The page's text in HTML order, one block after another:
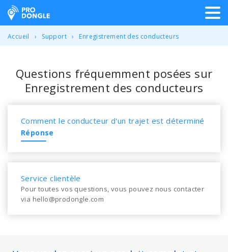
ProDongle Géolocalisation
Accueil Support Enregistrement des conducteurs
Questions fréquemment posées sur
Enregistrement des conducteurs
Comment le conducteur d'un trajet est déterminé
Réponse
Service clientèle
Pour toutes vos questions, vous pouvez nous contacter
via hello@prodongle.com